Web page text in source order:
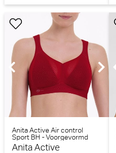
Anita Active Air control
Sport BH - Voorgevormd
(Lipstick)
Anita Active